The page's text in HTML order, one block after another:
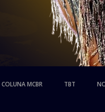
COLUNA MCBR TBT